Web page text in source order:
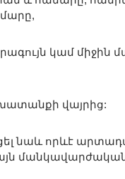
կամ միջին
վայրից:
նաև որևէ